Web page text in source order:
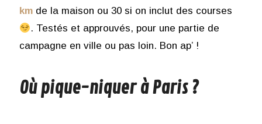
kmde la maison ou 30 si on inclut des courses
. Testés et approuvés, pour une partie de
campagne en ville ou pas loin. Bon ap’ !
Où pique-niquer à Paris ?